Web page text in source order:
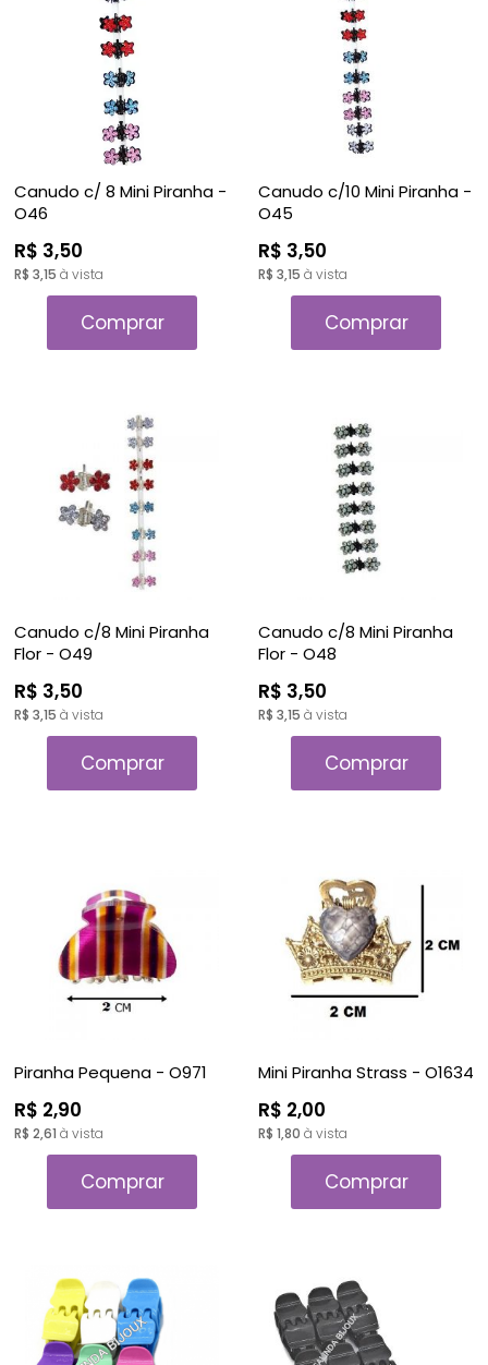
Canudo c/ 8 Mini Piranha -
O46
R$ 3,50
R$ 3,15 à vista
Comprar
Canudo c/10 Mini Piranha -
O45
R$ 3,50
R$ 3,15 à vista
Comprar
Canudo c/8 Mini Piranha
Flor - O49
R$ 3,50
R$ 3,15 à vista
Comprar
Canudo c/8 Mini Piranha
Flor - O48
R$ 3,50
R$ 3,15 à vista
Comprar
Piranha Pequena - O971
R$ 2,90
R$ 2,61 à vista
Comprar
Mini Piranha Strass - O1634
R$ 2,00
R$ 1,80 à vista
Comprar